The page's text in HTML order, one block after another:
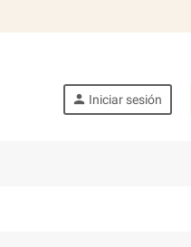
person Iniciar sesión